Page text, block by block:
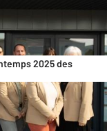
2025 des